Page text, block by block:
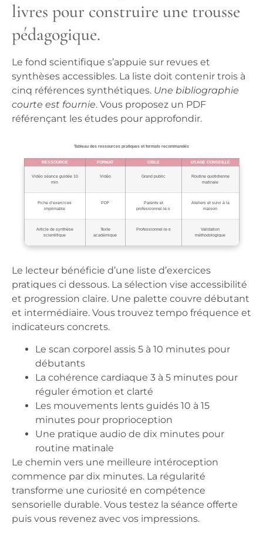
livres pour construire une trousse
pédagogique.
Le fond scientifique s’appuie sur revues et
synthèses accessibles. La liste doit contenir trois à
cinq références synthétiques. Une bibliographie
courte est fournie. Vous proposez un PDF
référençant les études pour approfondir.
Tableau des ressources pratiques et formats recommandés
RESSOURCE FORMAT CIBLE USAGE CONSEILLÉ
Vidéo séance guidée 10
min
Vidéo Grand public
Routine quotidienne
matinale
Fiche d’exercices
imprimable
PDF
Parents et
professionnel·le·s
Ateliers et suivi à la
maison
Article de synthèse
scientifique
Texte
académique
Professionnel·le·s
Validation
méthodologique
Le lecteur bénéficie d’une liste d’exercices
pratiques ci dessous. La sélection vise accessibilité
et progression claire. Une palette couvre débutant
et intermédiaire. Vous trouvez tempo fréquence et
indicateurs concrets.
Le scan corporel assis 5 à 10 minutes pour
débutants
La cohérence cardiaque 3 à 5 minutes pour
réguler émotion et clarté
Les mouvements lents guidés 10 à 15
minutes pour proprioception
Une pratique audio de dix minutes pour
routine matinale
Le chemin vers une meilleure intéroception
commence par dix minutes. La régularité
transforme une curiosité en compétence
sensorielle durable. Vous testez la séance offerte
puis vous revenez avec vos impressions.